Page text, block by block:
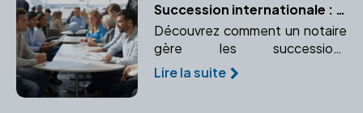
Succession internationale : les spécificités à connaître
Découvrez comment un notaire
gère les successions
internationales et pourquoi son
expertise est essentielle.
Lire la suite